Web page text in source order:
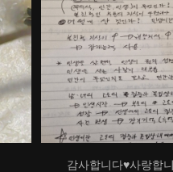
감사합니다♥사랑합